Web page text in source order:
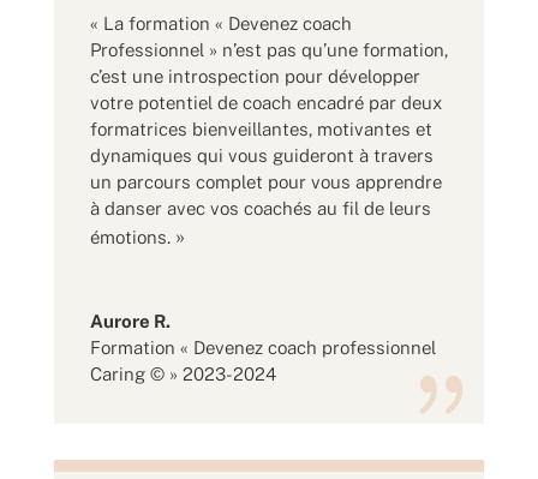
« La formation « Devenez coach
Professionnel » n’est pas qu’une formation,
c’est une introspection pour développer
votre potentiel de coach encadré par deux
formatrices bienveillantes, motivantes et
dynamiques qui vous guideront à travers
un parcours complet pour vous apprendre
à danser avec vos coachés au fil de leurs
émotions.»
Aurore R.
Formation « Devenez coach professionnel
Caring © » 2023-2024